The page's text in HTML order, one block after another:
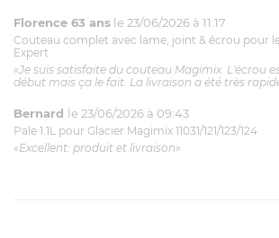
Florence 63 ans le 23/06/2026 à 11:17
Couteau complet avec lame, joint & écrou pour
Expert
«Je suis satisfaite du couteau Magimix. L'écrou
début mais ça le fait. La livraison a été très
Bernard le 23/06/2026 à 09:43
Pale 1.1L pour Glacier Magimix 11031/121/123/124
«Excellent: produit et livraison»